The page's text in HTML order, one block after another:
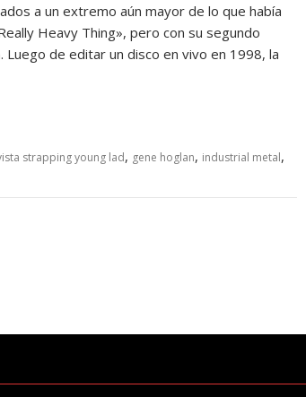
a un extremo aún mayor de lo que había
Heavy Thing», pero con su segundo
de editar un disco en vivo en 1998, la
strapping young lad, gene hoglan, industrial metal,